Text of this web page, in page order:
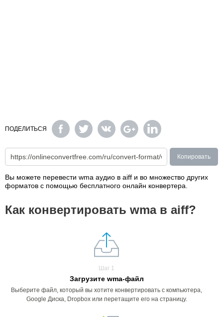
ПОДЕЛИТЬСЯ
Копировать
Вы можете перевести wma аудио в aiff и во множество других
форматов с помощью бесплатного онлайн конвертера.
Как конвертировать wma в aiff?
Шаг 1
Загрузите wma-файл
Выберите файл, который вы хотите конвертировать с компьютера,
Google Диска, Dropbox или перетащите его на страницу.